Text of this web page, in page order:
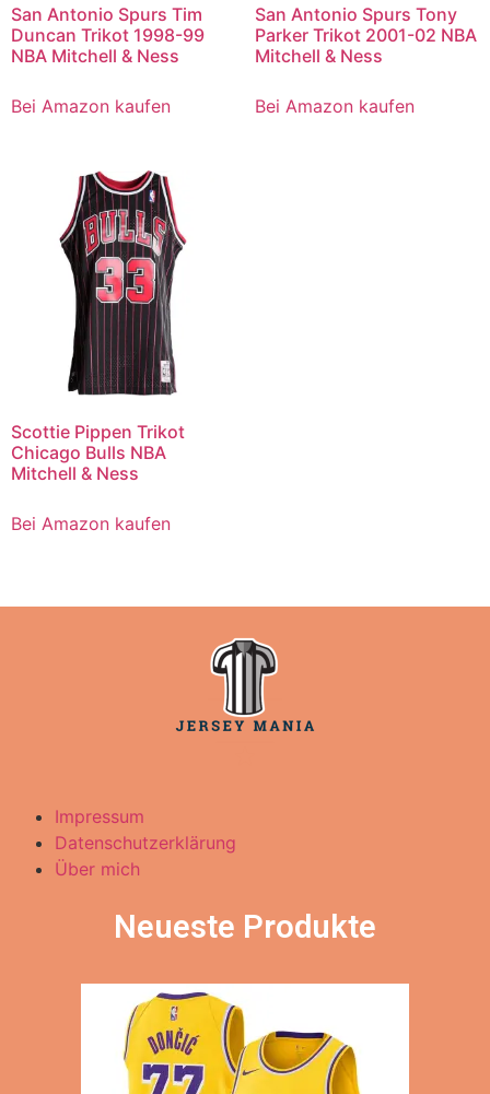
San Antonio Spurs Tim
Duncan Trikot 1998-99
NBA Mitchell & Ness
Bei Amazon kaufen
San Antonio Spurs Tony
Parker Trikot 2001-02 NBA
Mitchell & Ness
Bei Amazon kaufen
Scottie Pippen Trikot
Chicago Bulls NBA
Mitchell & Ness
Bei Amazon kaufen
Impressum
Datenschutzerklärung
Über mich
Neueste Produkte